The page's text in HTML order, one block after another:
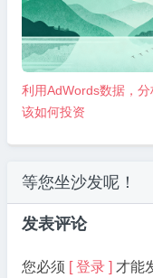
利用AdWords数据，
该如何投资
等您坐沙发呢！
发表评论
您必须 [ 登录 ] 才能